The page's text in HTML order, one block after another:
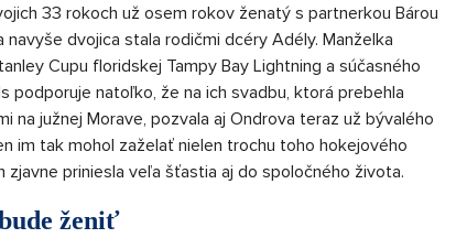
33 rokoch už osem rokov ženatý s partnerkou Bárou
dvojica stala rodičmi dcéry Adély. Manželka
Cupu floridskej Tampy Bay Lightning a súčasného
podporuje natoľko, že na ich svadbu, ktorá prebehla
na južnej Morave, pozvala aj Ondrova teraz už bývalého
im tak mohol zaželať nielen trochu toho hokejového
priniesla veľa šťastia aj do spoločného života.
ženiť